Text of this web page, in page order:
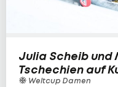
Julia Scheib und
Tschechien auf
Weltcup Damen